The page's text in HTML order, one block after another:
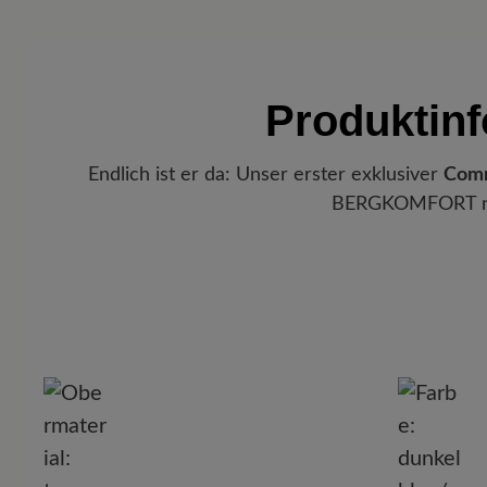
Endlich ist er da: Unser erster exklusiver